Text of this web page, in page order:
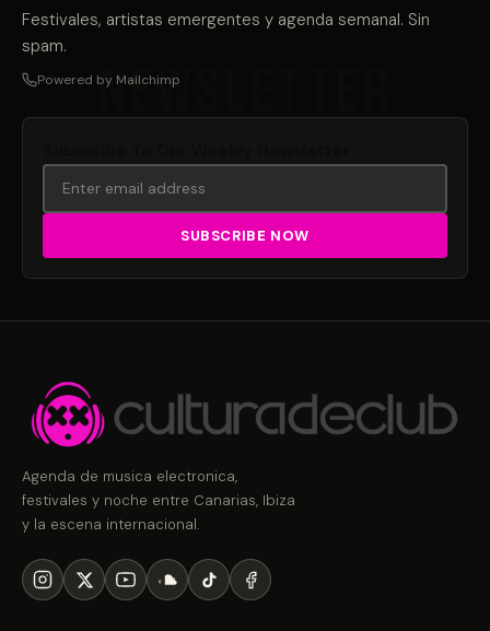
Festivales, artistas emergentes y agenda semanal. Sin
spam.
Powered by Mailchimp
Agenda de musica electronica,
festivales y noche entre Canarias, Ibiza
y la escena internacional.